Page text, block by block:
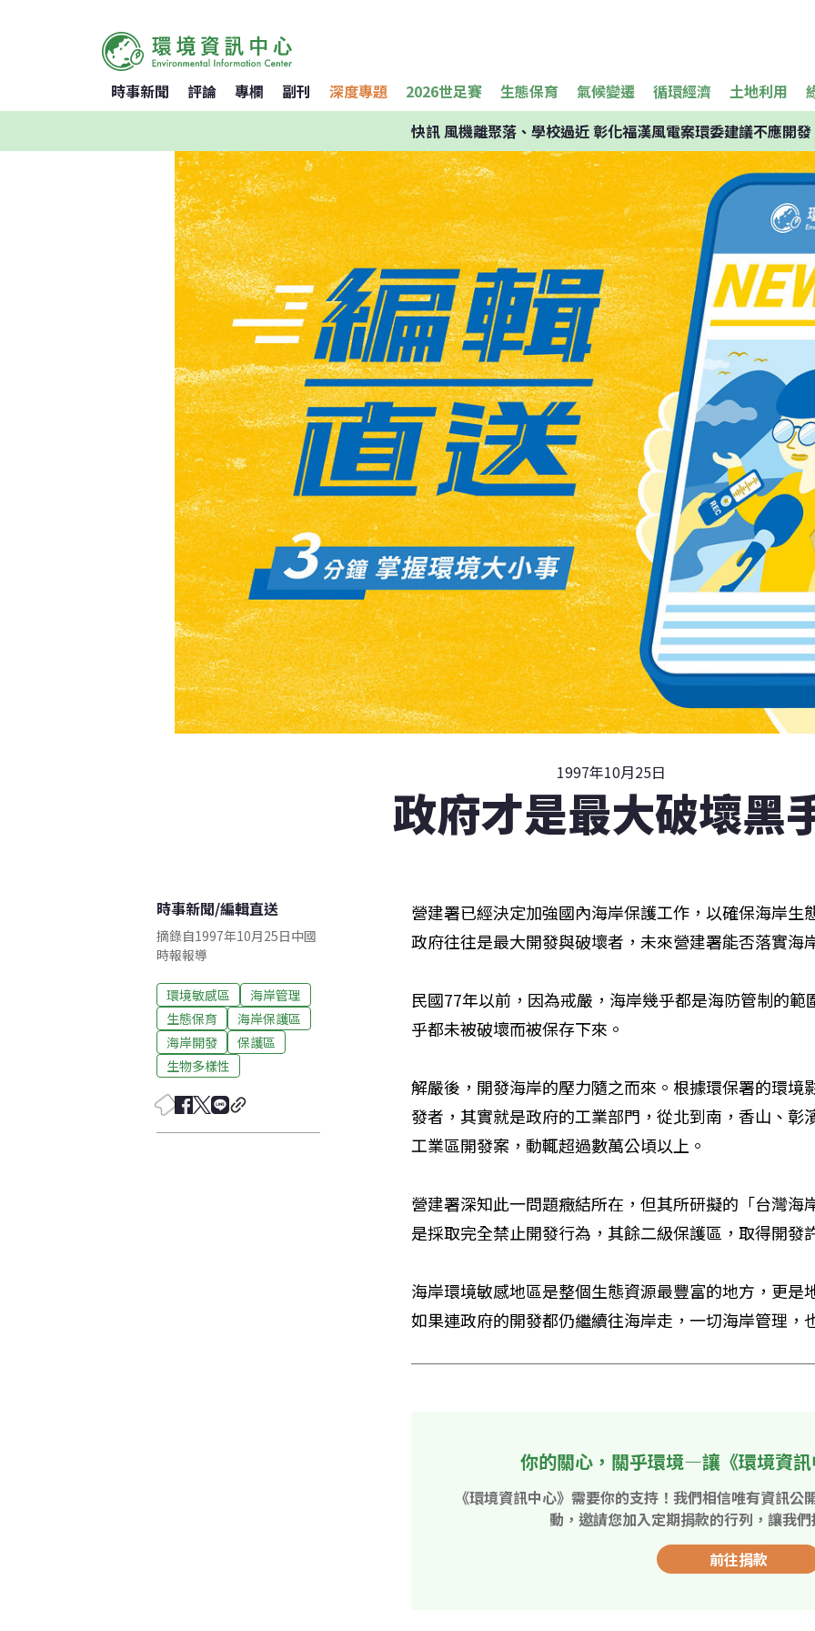
時事新聞 評論 專欄 副刊 深度專題 2026世足賽 生態保育 氣候變遷 循環經濟 土地利用
快訊風機離聚落、學校過近 彰化福漢風電案環委建議不應開發
1997年10月25日
政府才是最大破壞黑
時事新聞/編輯直送
摘錄自1997年10月25日中國
時報報導
環境敏感區
海岸管理
生態保育
海岸保護區
海岸開發
保護區
生物多樣性
營建署已經決定加強國內海岸保護工作，以確保海岸生
政府往往是最大開發與破壞者，未來營建署能否落實海
民國77年以前，因為戒嚴，海岸幾乎都是海防管制的
乎都未被破壞而被保存下來。
解嚴後，開發海岸的壓力隨之而來。根據環保署的環境
發者，其實就是政府的工業部門，從北到南，香山、彰
工業區開發案，動輒超過數萬公頃以上。
營建署深知此一問題癥結所在，但其所研擬的「台灣海
是採取完全禁止開發行為，其餘二級保護區，取得開發
海岸環境敏感地區是整個生態資源最豐富的地方，更是
如果連政府的開發都仍繼續往海岸走，一切海岸管理，
你的關心，關乎環境—讓《環境資
《環境資訊中心》需要你的支持！我們相信唯有資訊
動，邀請您加入定期捐款的行列，讓我
前往捐款